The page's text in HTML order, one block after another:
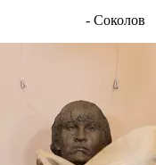
- Соколов